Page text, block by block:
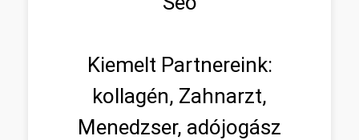
Kiemelt Partnereink:
kollagén, Zahnarzt,
Menedzser, adójogász